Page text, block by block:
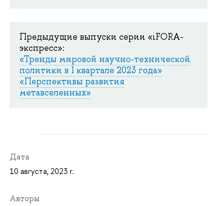
Предыдущие выпуски серии «iFORA-
экспресс»:
«Тренды мировой научно-технической
политики в I квартале 2023 года»
«Перспективы развития
метавселенных»
Дата
10 августа, 2023 г.
Авторы